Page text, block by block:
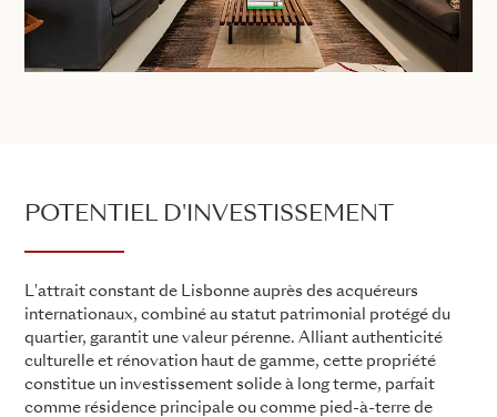
POTENTIEL D'INVESTISSEMENT
L'attrait constant de Lisbonne auprès des acquéreurs
internationaux, combiné au statut patrimonial protégé du
quartier, garantit une valeur pérenne. Alliant authenticité
culturelle et rénovation haut de gamme, cette propriété
constitue un investissement solide à long terme, parfait
comme résidence principale ou comme pied-à-terre de